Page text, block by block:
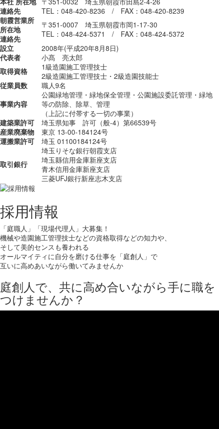
連絡先
TEL：048-420-8236 / FAX：048-420-8239
朝霞営業所
所在地
連絡先
〒351-0007 埼玉県朝霞市岡1-17-30
TEL：048-424-5371 / FAX：048-424-5372
設立
2008年(平成20年8月8日)
代表者
小髙 亮太郎
取得資格
1級造園施工管理技士
2級造園施工管理技士・2級造園技能士
従業員数
職人9名
事業内容
公園緑地管理・緑地保全管理・公園施設委託管理・緑地
等の防除、除草、管理
（上記に付帯する一切の事業）
建築業許可
埼玉県知事 許可（般-4）第66539号
産業廃棄物
運搬業許可
東京 13-00-184124号
埼玉 01100184124号
取引銀行
埼玉りそな銀行朝霞支店
埼玉縣信用金庫新座支店
青木信用金庫新座支店
三菱UFJ銀行新座志木支店
採用情報
「庭職人」「現場代理人」大募集！
機械や造園施工管理技士などの資格取得などの知力や、
そして美的センスも養われる
オールマイティに自分を磨ける仕事を「庭創人」で
互いに高めあいながら働いてみませんか
庭創人で、共に高め合いながら手に職を
つけませんか？